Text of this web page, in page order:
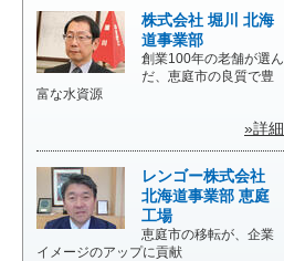
株式会社 堀川 北海
道事業部
創業100年の老舗が選ん
だ、恵庭市の良質で豊
富な水資源
»詳細
レンゴー株式会社
北海道事業部 恵庭
工場
恵庭市の移転が、企業
イメージのアップに貢献